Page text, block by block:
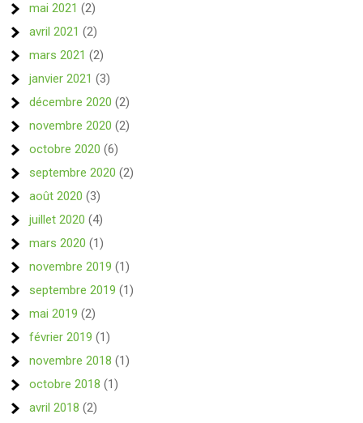
mai 2021 (2)
avril 2021 (2)
mars 2021 (2)
janvier 2021 (3)
décembre 2020 (2)
novembre 2020 (2)
octobre 2020 (6)
septembre 2020 (2)
août 2020 (3)
juillet 2020 (4)
mars 2020 (1)
novembre 2019 (1)
septembre 2019 (1)
mai 2019 (2)
février 2019 (1)
novembre 2018 (1)
octobre 2018 (1)
avril 2018 (2)